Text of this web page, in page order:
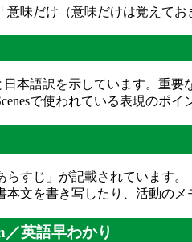
意味だけ（意味だけは覚えて
日本語訳を示しています。重要
で使われている表現のポイ
すじ」が記載されています。
文を書き写したり、活動のメ
英語早わかり